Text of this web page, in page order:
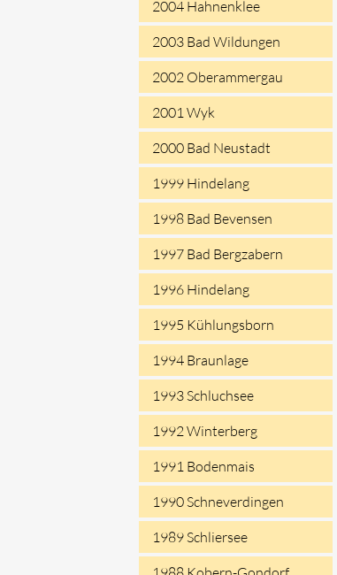
2004 Hahnenklee
2003 Bad Wildungen
2002 Oberammergau
2001 Wyk
2000 Bad Neustadt
1999 Hindelang
1998 Bad Bevensen
1997 Bad Bergzabern
1996 Hindelang
1995 Kühlungsborn
1994 Braunlage
1993 Schluchsee
1992 Winterberg
1991 Bodenmais
1990 Schneverdingen
1989 Schliersee